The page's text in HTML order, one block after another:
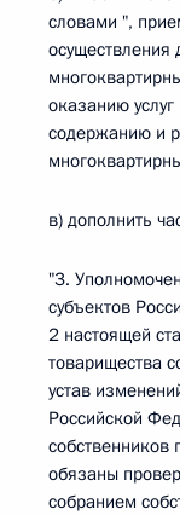
словами ",
осуществления
оказанию
содержанию и
в) дополнить
"3.
субъектов
2 настоящей
товарищества
устав
Российской
обязаны
собранием